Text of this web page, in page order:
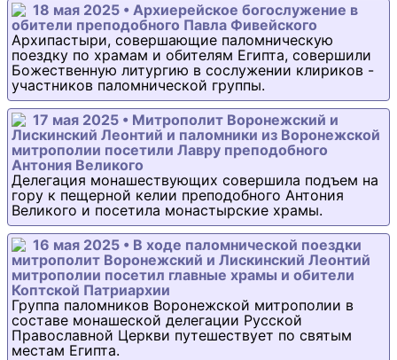
18 мая 2025 • Архиерейское богослужение в
обители преподобного Павла Фивейского
Архипастыри, совершающие паломническую
поездку по храмам и обителям Египта, совершили
Божественную литургию в сослужении клириков -
участников паломнической группы.
17 мая 2025 • Митрополит Воронежский и
Лискинский Леонтий и паломники из Воронежской
митрополии посетили Лавру преподобного
Антония Великого
Делегация монашествующих совершила подъем на
гору к пещерной келии преподобного Антония
Великого и посетила монастырские храмы.
16 мая 2025 • В ходе паломнической поездки
митрополит Воронежский и Лискинский Леонтий
митрополии посетил главные храмы и обители
Коптской Патриархии
Группа паломников Воронежской митрополии в
составе монашеской делегации Русской
Православной Церкви путешествует по святым
местам Египта.